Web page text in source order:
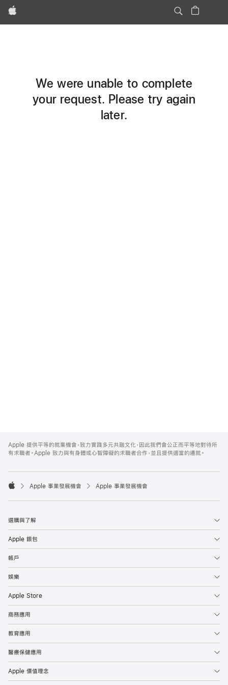
Apple
We were unable to complete
your request. Please try again
later.
Footer
Apple 提供平等的就業機會，致力實踐多元共融文化，因此我們會公正而平等地對待所
有求職者。Apple 致力與有身體或心智障礙的求職者合作，並且提供適當的遷就。

Apple 事業發展機會 Apple 事業發展機會
選購與了解
Apple 銀包
帳戶
娛樂
Apple Store
商務應用
教育應用
醫療保健應用
Apple 價值理念